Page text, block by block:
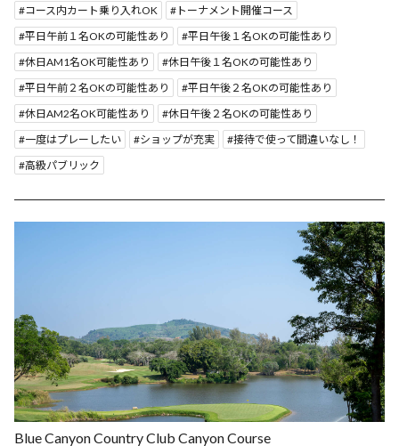
コース内カート乗り入れOK
トーナメント開催コース
平日午前１名OKの可能性あり
平日午後１名OKの可能性あり
休日AM1名OK可能性あり
休日午後１名OKの可能性あり
平日午前２名OKの可能性あり
平日午後２名OKの可能性あり
休日AM2名OK可能性あり
休日午後２名OKの可能性あり
一度はプレーしたい
ショップが充実
接待で使って間違いなし！
高級パブリック
Blue Canyon Country Club Canyon Course